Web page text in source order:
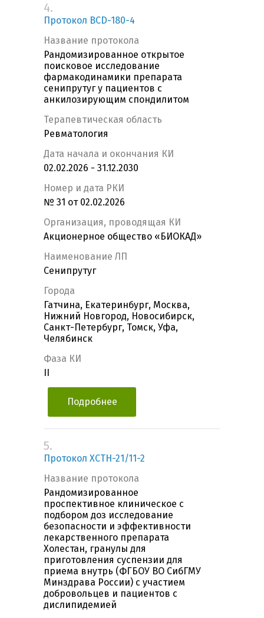
4.
Протокол BCD-180-4
Название протокола
Рандомизированное открытое
поисковое исследование
фармакодинамики препарата
сенипрутуг у пациентов с
анкилозирующим спондилитом
Терапевтическая область
Ревматология
Дата начала и окончания КИ
02.02.2026 - 31.12.2030
Номер и дата РКИ
№ 31 от 02.02.2026
Организация, проводящая КИ
Акционерное общество «БИОКАД»
Наименование ЛП
Сенипрутуг
Города
Гатчина, Екатеринбург, Москва,
Нижний Новгород, Новосибирск,
Санкт-Петербург, Томск, Уфа,
Челябинск
Фаза КИ
Подробнее
5.
Протокол ХСТН-21/11-2
Название протокола
Рандомизированное
проспективное клиническое с
подбором доз исследование
безопасности и эффективности
лекарственного препарата
Холестан, гранулы для
приготовления суспензии для
приема внутрь (ФГБОУ ВО СибГМУ
Минздрава России) с участием
добровольцев и пациентов с
дислипидемией